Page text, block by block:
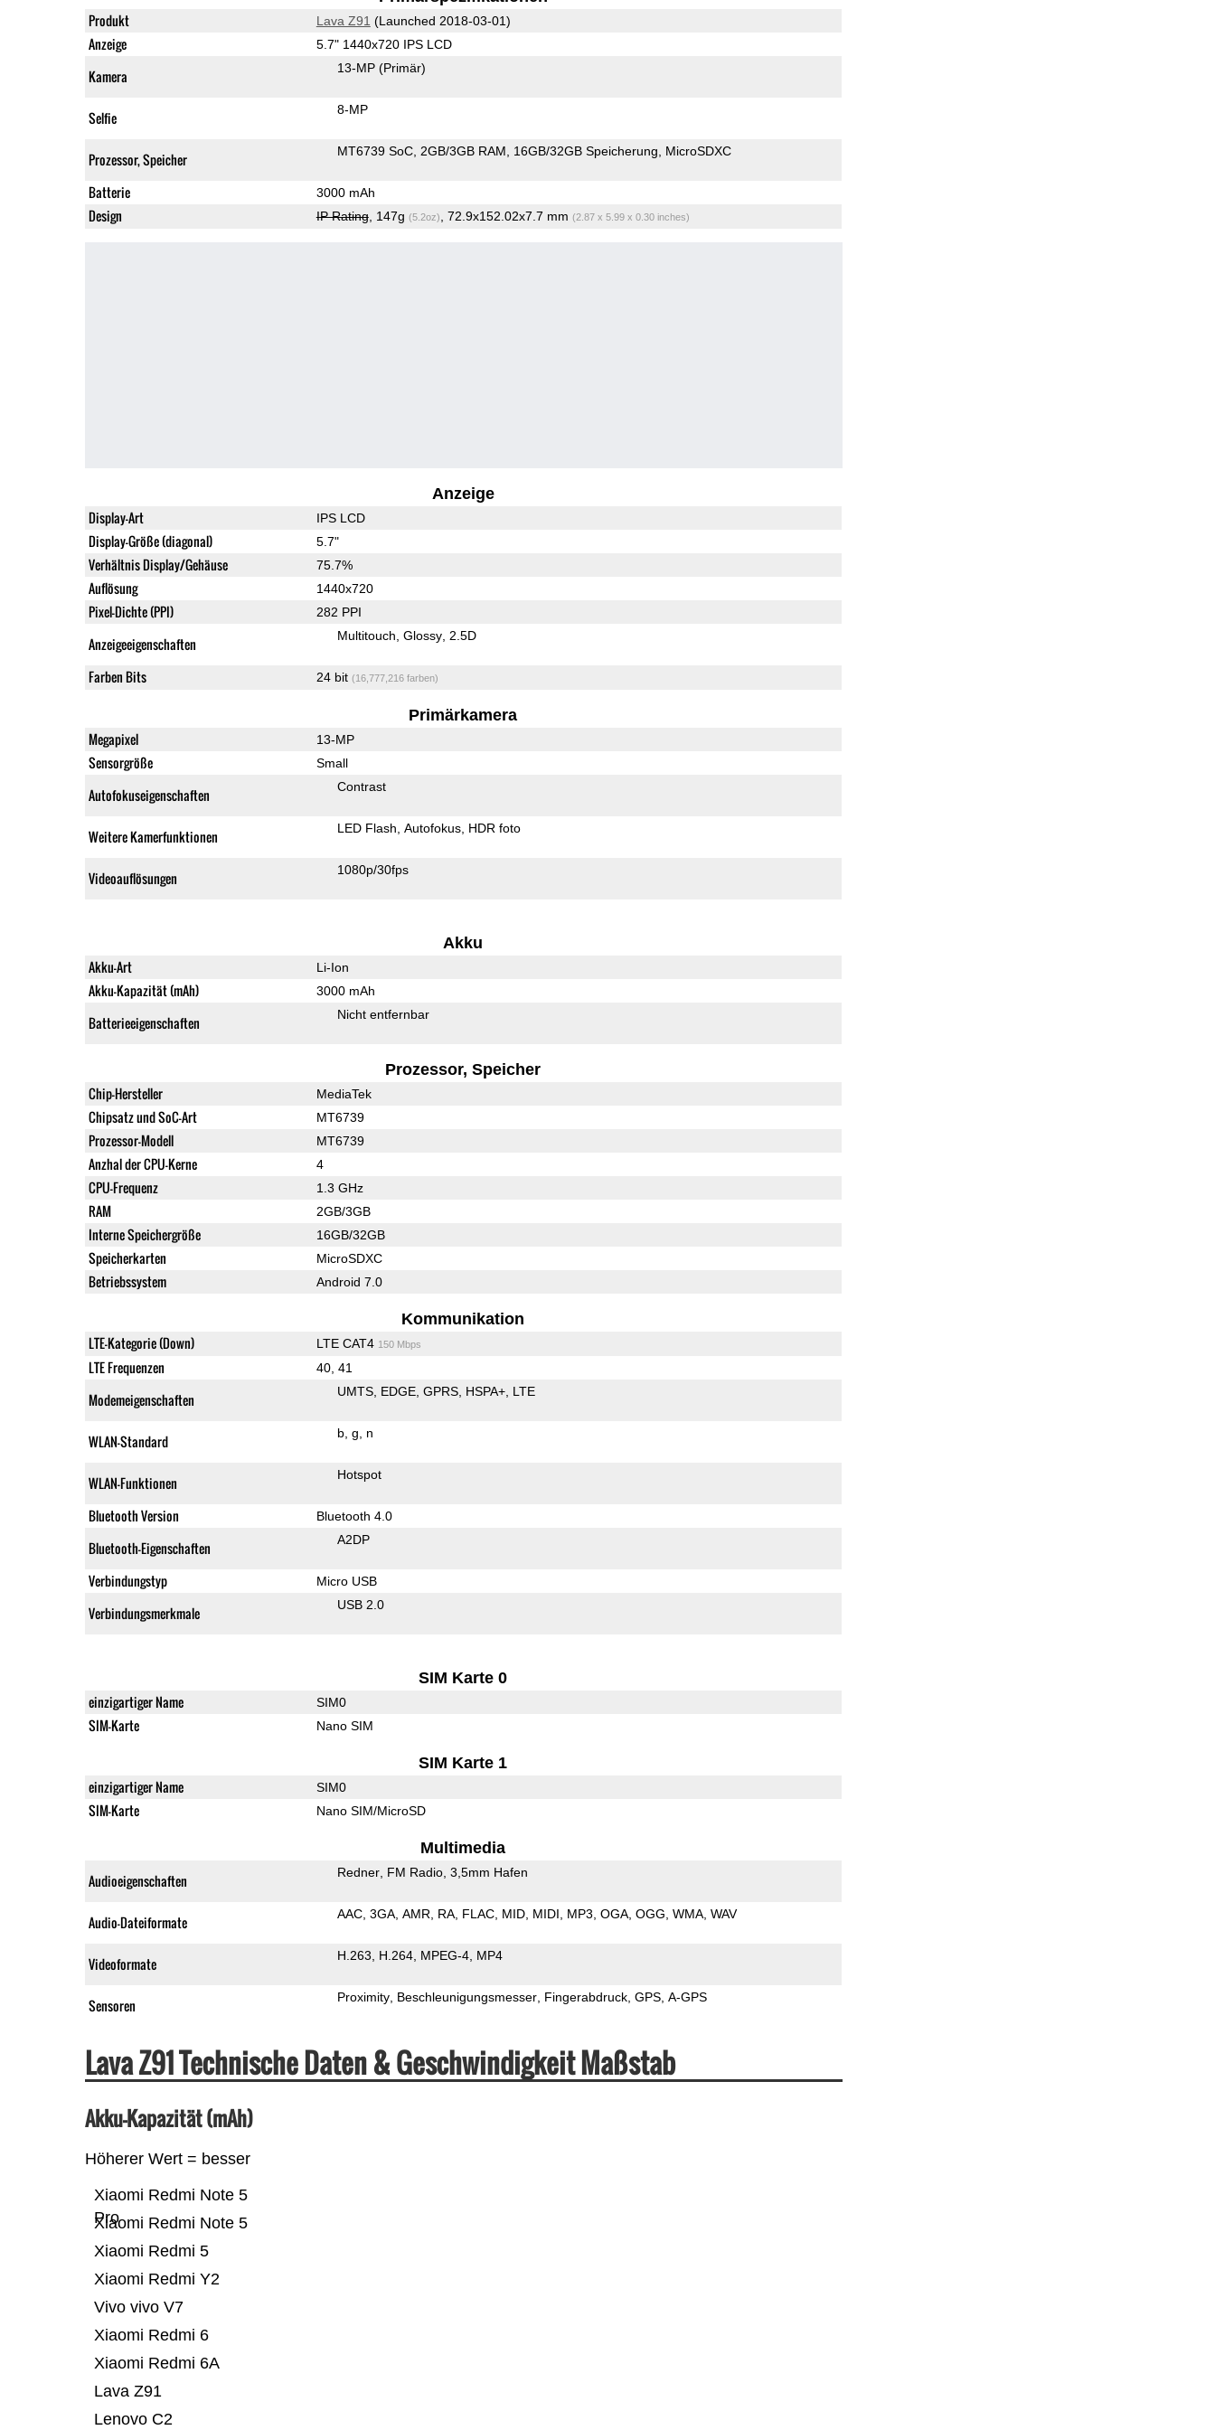
Produkt Lava Z91 (Launched 2018-03-01)
Anzeige 5.7" 1440x720 IPS LCD
Kamera 13-MP (Primär)
Selfie 8-MP
Prozessor, Speicher MT6739 SoC 2GB/3GB RAM 16GB/32GB Speicherung MicroSDXC
Batterie 3000 mAh
Design IP Rating, 147g (5.2oz) , 72.9x152.02x7.7 mm (2.87 x 5.99 x 0.30 inches)
Anzeige
Display-Art IPS LCD
Display-Größe (diagonal) 5.7"
Verhältnis Display/Gehäuse 75.7%
Auflösung 1440x720
Pixel-Dichte (PPI) 282 PPI
Anzeigeeigenschaften Multitouch Glossy 2.5D
Farben Bits 24 bit (16,777,216 farben)
Primärkamera
Megapixel 13-MP
Sensorgröße Small
Autofokuseigenschaften Contrast
Weitere Kamerfunktionen LED Flash Autofokus HDR foto
Videoauflösungen 1080p/30fps
Akku
Akku-Art Li-Ion
Akku-Kapazität (mAh) 3000 mAh
Batterieeigenschaften Nicht entfernbar
Prozessor, Speicher
Chip-Hersteller MediaTek
Chipsatz und SoC-Art MT6739
Prozessor-Modell MT6739
Anzhal der CPU-Kerne 4
CPU-Frequenz 1.3 GHz
RAM 2GB/3GB
Interne Speichergröße 16GB/32GB
Speicherkarten MicroSDXC
Betriebssystem Android 7.0
Kommunikation
LTE-Kategorie (Down) LTE CAT4 150 Mbps
LTE Frequenzen 40, 41
Modemeigenschaften UMTS EDGE GPRS HSPA+ LTE
WLAN-Standard b g n
WLAN-Funktionen Hotspot
Bluetooth Version Bluetooth 4.0
Bluetooth-Eigenschaften A2DP
Verbindungstyp Micro USB
Verbindungsmerkmale USB 2.0
SIM Karte 0
einzigartiger Name SIM0
SIM-Karte Nano SIM
SIM Karte 1
einzigartiger Name SIM0
SIM-Karte Nano SIM/MicroSD
Multimedia
Audioeigenschaften Redner FM Radio 3,5mm Hafen
Audio-Dateiformate AAC 3GA AMR RA FLAC MID MIDI MP3 OGA OGG WMA WAV
Videoformate H.263 H.264 MPEG-4 MP4
Sensoren Proximity Beschleunigungsmesser Fingerabdruck GPS A-GPS
Lava Z91 Technische Daten & Geschwindigkeit Maßstab
Akku-Kapazität (mAh)
Höherer Wert = besser
Lenovo C2
Lava Z91
Xiaomi Redmi 6A
Xiaomi Redmi 6
Vivo vivo V7
Xiaomi Redmi Y2
Xiaomi Redmi 5
Xiaomi Redmi Note 5
Xiaomi Redmi Note 5
Pro